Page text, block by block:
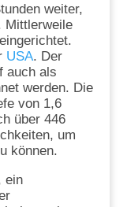
weiter,
Mittlerweile
USA. Der
auch als
werden. Die
von 1,6
über 446
um
können.
ein